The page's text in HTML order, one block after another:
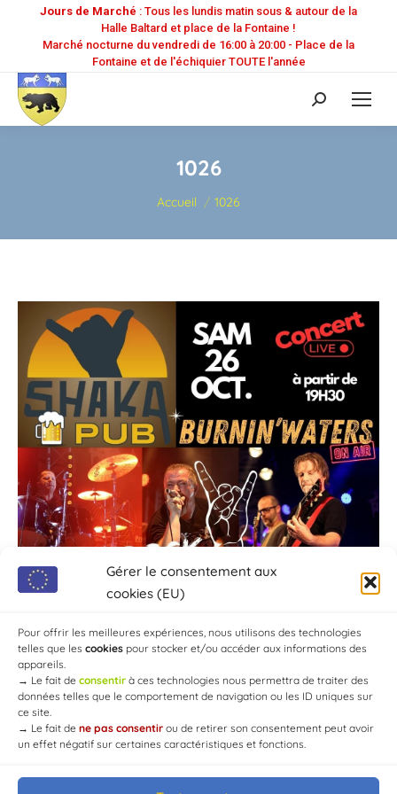
Gérer le consentement aux
cookies (EU)
Pour offrir les meilleures expériences, nous utilisons des technologies
telles que les cookies pour stocker et/ou accéder aux informations des
appareils.
→ Le fait de consentir à ces technologies nous permettra de traiter des
données telles que le comportement de navigation ou les ID uniques sur
ce site.
→ Le fait de ne pas consentir ou de retirer son consentement peut avoir
un effet négatif sur certaines caractéristiques et fonctions.
Jours de Marché : Tous les lundis matin sous & autour de la
Halle Baltard et place de la Fontaine !
Marché nocturne du vendredi de 16:00 à 20:00 - Place de la
Fontaine et de l'échiquier TOUTE l'année
Recherche
:
1026
Vous êtes ici :
Accueil 1026